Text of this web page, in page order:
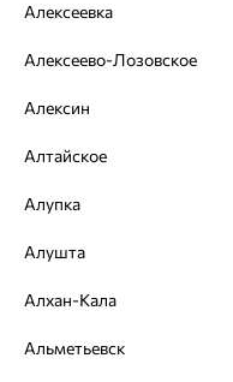
Вес:1.38
Металл:
Проба:
Виды дизайна браслетов:
Вес металла:
Алексеевка
Алексеево-Лозовское
Алексин
Алтайское
Алупка
Алушта
Алхан-Кала
Альметьевск